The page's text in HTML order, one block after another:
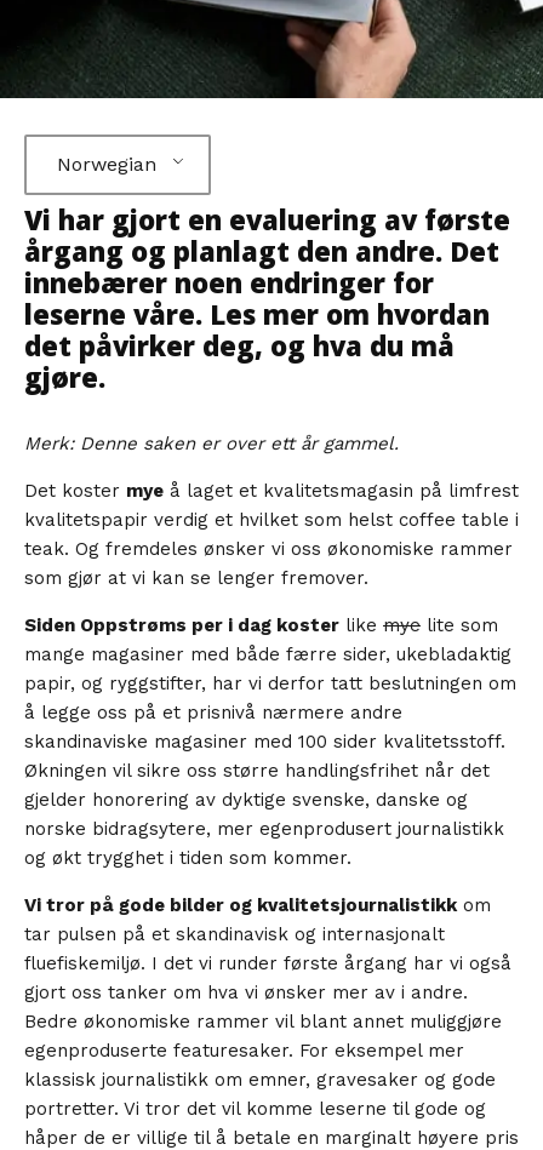
Norwegian
Vi har gjort en evaluering av første
årgang og planlagt den andre. Det
innebærer noen endringer for
leserne våre. Les mer om hvordan
det påvirker deg, og hva du må
gjøre.
Merk: Denne saken er over ett år gammel.
Det koster mye å laget et kvalitetsmagasin på limfrest
kvalitetspapir verdig et hvilket som helst coffee table i
teak. Og fremdeles ønsker vi oss økonomiske rammer
som gjør at vi kan se lenger fremover.
Siden Oppstrøms per i dag koster like mye lite som
mange magasiner med både færre sider, ukebladaktig
papir, og ryggstifter, har vi derfor tatt beslutningen om
å legge oss på et prisnivå nærmere andre
skandinaviske magasiner med 100 sider kvalitetsstoff.
Økningen vil sikre oss større handlingsfrihet når det
gjelder honorering av dyktige svenske, danske og
norske bidragsytere, mer egenprodusert journalistikk
og økt trygghet i tiden som kommer.
Vi tror på gode bilder og kvalitetsjournalistikkom
tar pulsen på et skandinavisk og internasjonalt
fluefiskemiljø. I det vi runder første årgang har vi også
gjort oss tanker om hva vi ønsker mer av i andre.
Bedre økonomiske rammer vil blant annet muliggjøre
egenproduserte featuresaker. For eksempel mer
klassisk journalistikk om emner, gravesaker og gode
portretter. Vi tror det vil komme leserne til gode og
håper de er villige til å betale en marginalt høyere pris